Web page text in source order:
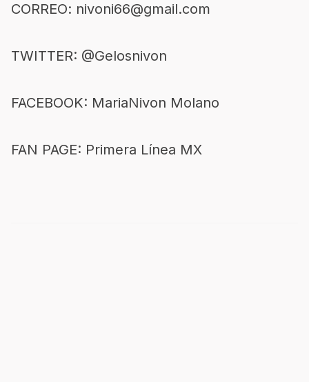
CORREO: nivoni66@gmail.com
TWITTER: @Gelosnivon
FACEBOOK: MariaNivon Molano
FAN PAGE: Primera Línea MX